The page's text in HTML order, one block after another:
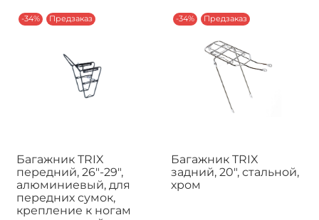
-34% Предзаказ
Багажник TRIX
передний, 26"-29",
алюминиевый, для
передних сумок,
крепление к ногам
-34% Предзаказ
Багажник TRIX
задний, 20", стальной,
хром